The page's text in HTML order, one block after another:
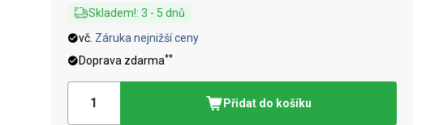
Skladem!: 3 - 5 dnů
vč. Záruka nejnižší ceny
Doprava zdarma**
Přidat do košíku